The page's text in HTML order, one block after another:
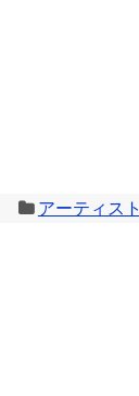
アーティスト